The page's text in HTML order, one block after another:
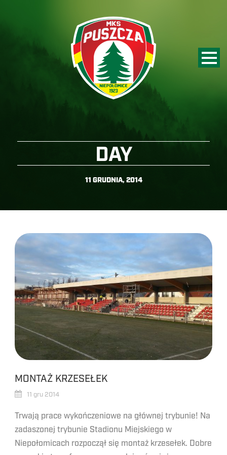
DAY
11 GRUDNIA, 2014
MONTAŻ KRZESEŁEK
11 gru 2014
Trwają prace wykończeniowe na głównej trybunie! Na
zadaszonej trybunie Stadionu Miejskiego w
Niepołomicach rozpoczął się montaż krzesełek. Dobre